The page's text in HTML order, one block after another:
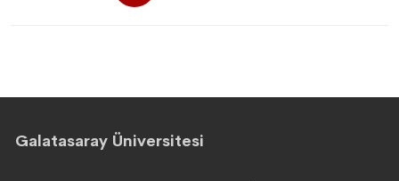
Galatasaray Üniversitesi